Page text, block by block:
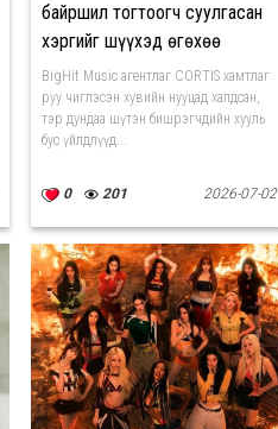
байршил тогтоогч суулгасан
хэргийг шүүхэд өгөхөө
мэдэгдэв
BigHit Music агентлаг CORTIS хамтлаг
руу чиглэсэн хувийн нууцад халдсан,
тэр дундаа шүтэн бишрэгчдийн хууль
бус үйлдлүүд...
0 201 2026-07-02